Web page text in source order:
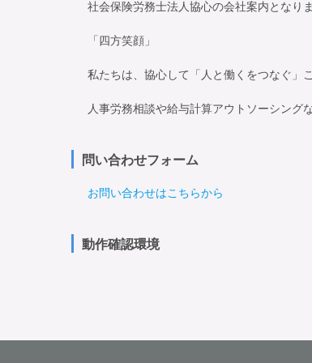
社会保険労務士法人協心の会社案内となりま
「四方笑顔」
私たちは、協心して「人と働くをつなぐ」
人事労務相談や給与計算アウトソーシング
問い合わせフォーム
お問い合わせはこちらから
動作確認環境